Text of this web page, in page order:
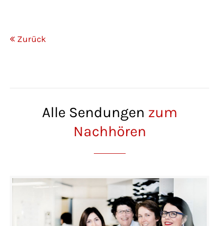
Zurück
Alle Sendungen zum
Nachhören